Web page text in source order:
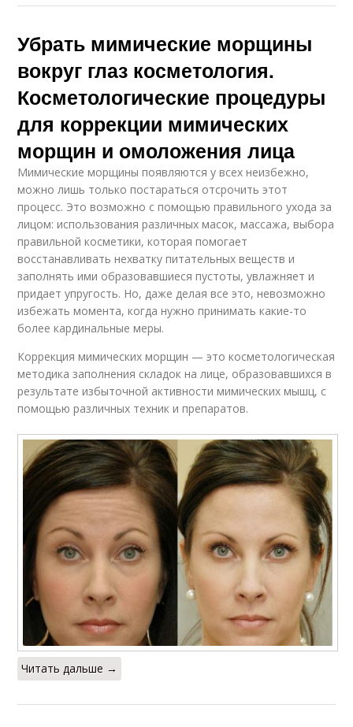
Убрать мимические морщины
вокруг глаз косметология.
Косметологические процедуры
для коррекции мимических
морщин и омоложения лица
Мимические морщины появляются у всех неизбежно,
можно лишь только постараться отсрочить этот
процесс. Это возможно с помощью правильного ухода за
лицом: использования различных масок, массажа, выбора
правильной косметики, которая помогает
восстанавливать нехватку питательных веществ и
заполнять ими образовавшиеся пустоты, увлажняет и
придает упругость. Но, даже делая все это, невозможно
избежать момента, когда нужно принимать какие-то
более кардинальные меры.
Коррекция мимических морщин — это косметологическая
методика заполнения складок на лице, образовавшихся в
результате избыточной активности мимических мышц, с
помощью различных техник и препаратов.
Читать дальше →